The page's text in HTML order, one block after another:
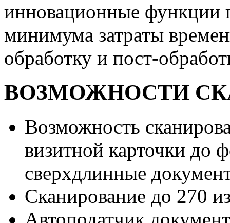
инновационные функции
минимума затраты
обработку и пост-
ВОЗМОЖНОСТИ
Возможность
визитной карточки до
сверхдлинные
Сканирование до 270